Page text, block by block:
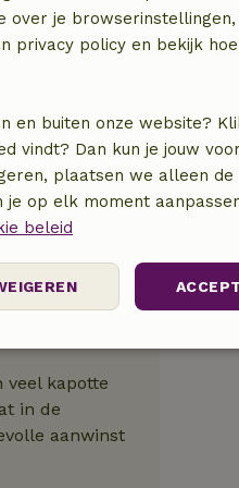
kapotte
in de
aanwinst
over je
privacy policy en bekijk
en buiten onze website?
vindt? Dan kun je jouw
plaatsen we alleen de
op elk moment
beleid
Targeting